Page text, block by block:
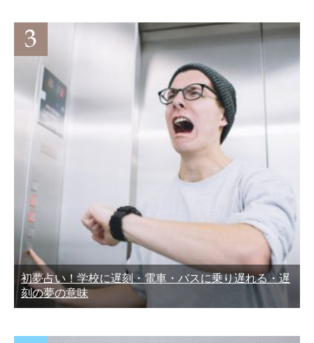
初夢占い！学校に遅刻・電車・バスに乗り遅れる・遅
刻の夢の意味